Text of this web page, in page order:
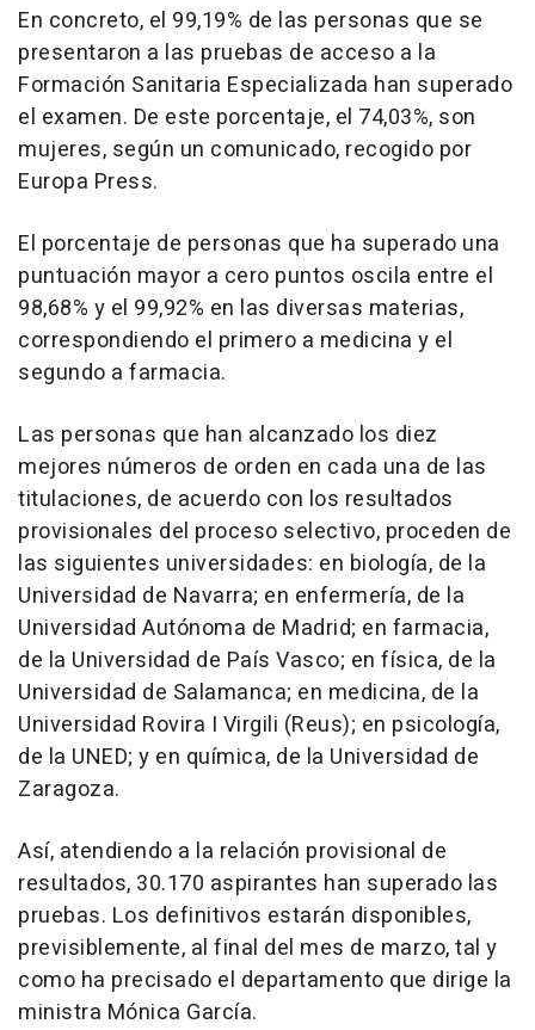
En concreto, el 99,19% de las personas que se
presentaron a las pruebas de acceso a la
Formación Sanitaria Especializada han superado
el examen. De este porcentaje, el 74,03%, son
mujeres, según un comunicado, recogido por
Europa Press.
El porcentaje de personas que ha superado una
puntuación mayor a cero puntos oscila entre el
98,68% y el 99,92% en las diversas materias,
correspondiendo el primero a medicina y el
segundo a farmacia.
Las personas que han alcanzado los diez
mejores números de orden en cada una de las
titulaciones, de acuerdo con los resultados
provisionales del proceso selectivo, proceden de
las siguientes universidades: en biología, de la
Universidad de Navarra; en enfermería, de la
Universidad Autónoma de Madrid; en farmacia,
de la Universidad de País Vasco; en física, de la
Universidad de Salamanca; en medicina, de la
Universidad Rovira I Virgili (Reus); en psicología,
de la UNED; y en química, de la Universidad de
Zaragoza.
Así, atendiendo a la relación provisional de
resultados, 30.170 aspirantes han superado las
pruebas. Los definitivos estarán disponibles,
previsiblemente, al final del mes de marzo, tal y
como ha precisado el departamento que dirige la
ministra Mónica García.